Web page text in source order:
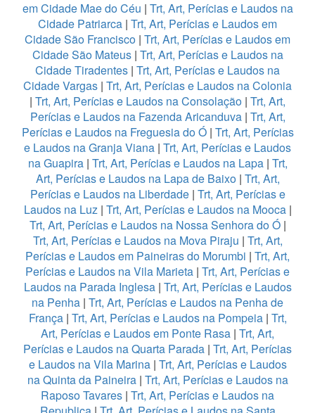
em Cidade Mae do Céu | Trt, Art, Perícias e Laudos na
Cidade Patriarca | Trt, Art, Perícias e Laudos em
Cidade São Francisco | Trt, Art, Perícias e Laudos em
Cidade São Mateus| Trt, Art, Perícias e Laudos na
Cidade Tiradentes | Trt, Art, Perícias e Laudos na
Cidade Vargas | Trt, Art, Perícias e Laudos na Colonia
| Trt, Art, Perícias e Laudos na Consolação | Trt, Art,
Perícias e Laudos na Fazenda Aricanduva| Trt, Art,
Perícias e Laudos na Freguesia do Ó| Trt, Art, Perícias
e Laudos na Granja Viana | Trt, Art, Perícias e Laudos
na Guapira| Trt, Art, Perícias e Laudos na Lapa| Trt,
Art, Perícias e Laudos na Lapa de Baixo | Trt, Art,
Perícias e Laudos na Liberdade | Trt, Art, Perícias e
Laudos na Luz| Trt, Art, Perícias e Laudos na Mooca|
Trt, Art, Perícias e Laudos na Nossa Senhora do Ó|
Trt, Art, Perícias e Laudos na Mova Piraju | Trt, Art,
Perícias e Laudos em Paineiras do Morumbi | Trt, Art,
Perícias e Laudos na Vila Marieta | Trt, Art, Perícias e
Laudos na Parada Inglesa | Trt, Art, Perícias e Laudos
na Penha | Trt, Art, Perícias e Laudos na Penha de
França | Trt, Art, Perícias e Laudos na Pompeia| Trt,
Art, Perícias e Laudos em Ponte Rasa | Trt, Art,
Perícias e Laudos na Quarta Parada | Trt, Art, Perícias
e Laudos na Vila Marina| Trt, Art, Perícias e Laudos
na Quinta da Paineira| Trt, Art, Perícias e Laudos na
Raposo Tavares | Trt, Art, Perícias e Laudos na